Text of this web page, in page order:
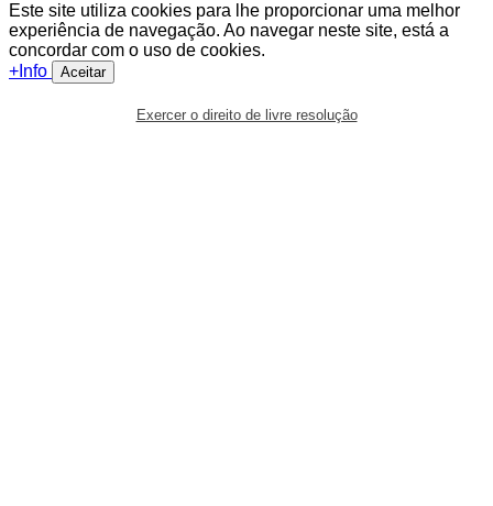
Este site utiliza cookies para lhe proporcionar uma melhor
experiência de navegação. Ao navegar neste site, está a
concordar com o uso de cookies.
+Info
Aceitar
Exercer o direito de livre resolução